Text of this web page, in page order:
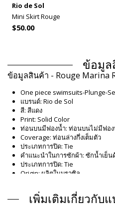
Rio de Sol
Mini Skirt Rouge
$50.00
ข้อมูล
ข้อมูลสินค้า - Rouge Marina
One piece swimsuits-Plunge-
แบรนด์: Rio de Sol
สี: สีแดง
Print: Solid Color
ท่อนบนมีฟองน้ำ: ท่อนบนไม่มีฟอง
Coverage: ท่อนล่างกึ่งเต็มตัว
ประเภทการปิด: Tie
คำแนะนำในการซักผ้า: ซักน้ำเย็น
ประเภทการปิด: Tie
Origin: ผลิตในบราซิล
ส่วนป
เพิ่มเติมเกี่ยวกับ